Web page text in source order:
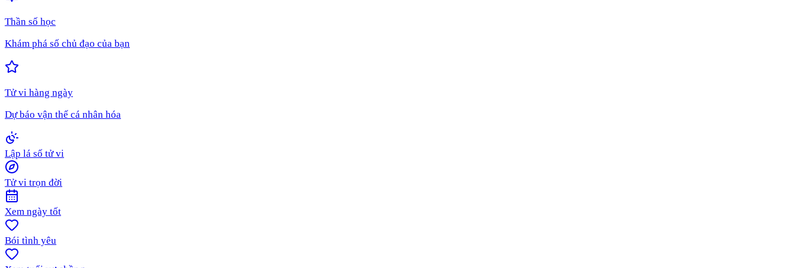
Thần số học
Khám phá số chủ đạo của bạn
Tử vi hàng ngày
Dự báo vận thế cá nhân hóa
Lập lá số tử vi
Tử vi trọn đời
Xem ngày tốt
Bói tình yêu